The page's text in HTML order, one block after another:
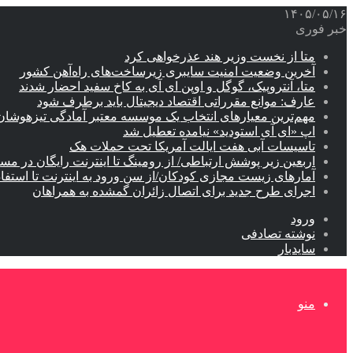
۱۴۰۵/۰۵/۱۶
خبر فوری
متا از نخست وزیر هند عذرخواهی کرد
آخرین وضعیت امنیت سایبری زیرساخت‌های راه‌آهن کشور
متا، آنتروپیک، گوگل و اوپن ای آی به کاخ سفید احضار شدند
عارف: موانع مقرراتی اقتصاد دیجیتال باید برطرف شود
مهم‌ترین معیارهای انتخاب یک موسسه معتبر آمادگی
اپ «ای آی استودید» نیامده تعطیل شد
تاسیسات آبی هفت ایالت آمریکا تحت حملات هک
اربعین زیر پوشش ارتباطی/ از رومینگ تا اینترنت رایگان در
آمارهای زیست مجازی کودکان/از سن ورود به اینترنت تا
اجرای طرح جدید برای اتصال زائران گمشده به همراهان
ورود
نوشته تصادفی
سایدبار
منو